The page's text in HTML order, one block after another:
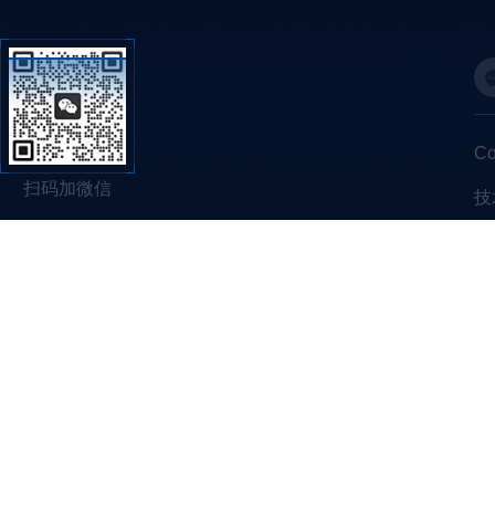
扫码加微信 技